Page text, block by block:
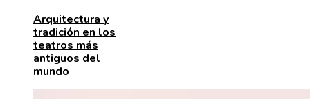
Arquitectura y
tradición en los
teatros más
antiguos del
mundo